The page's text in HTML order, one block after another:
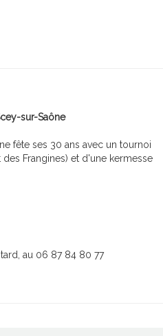
sur-Saône
fête ses 30 ans avec un tournoi
Frangines) et d'une kermesse
au 06 87 84 80 77